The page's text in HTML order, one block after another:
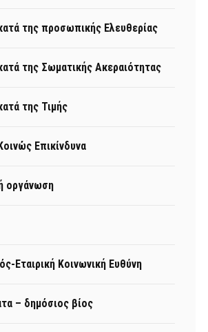
της προσωπικής Ελευθερίας
της Σωματικής Ακεραιότητας
της Τιμής
Επικίνδυνα
οργάνωση
Εταιρική Κοινωνική Ευθύνη
– δημόσιος βίος